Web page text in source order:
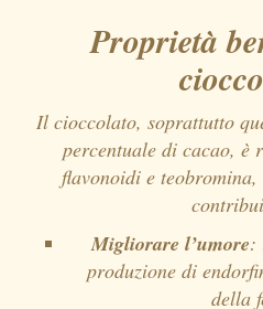
Proprietà
Il cioccolato, soprattutto
percentuale di cacao, è
flavonoidi e teobromina,
Migliorare l’umore:
produzione di
della